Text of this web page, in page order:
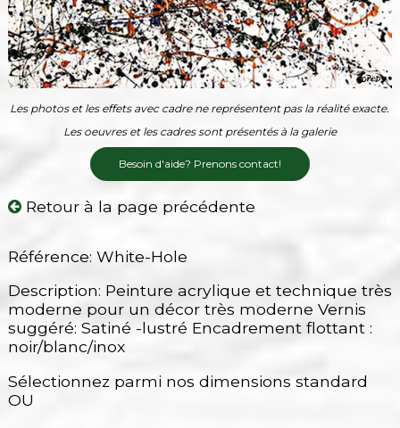
Les photos et les effets avec cadre ne représentent pas la réalité exacte.
Les oeuvres et les cadres sont présentés à la galerie
Besoin d'aide? Prenons contact!
Retour à la page précédente
Référence: White-Hole
Description: Peinture acrylique et technique très
moderne pour un décor très moderne Vernis
suggéré: Satiné -lustré Encadrement flottant :
noir/blanc/inox
Sélectionnez parmi nos dimensions standard
OU